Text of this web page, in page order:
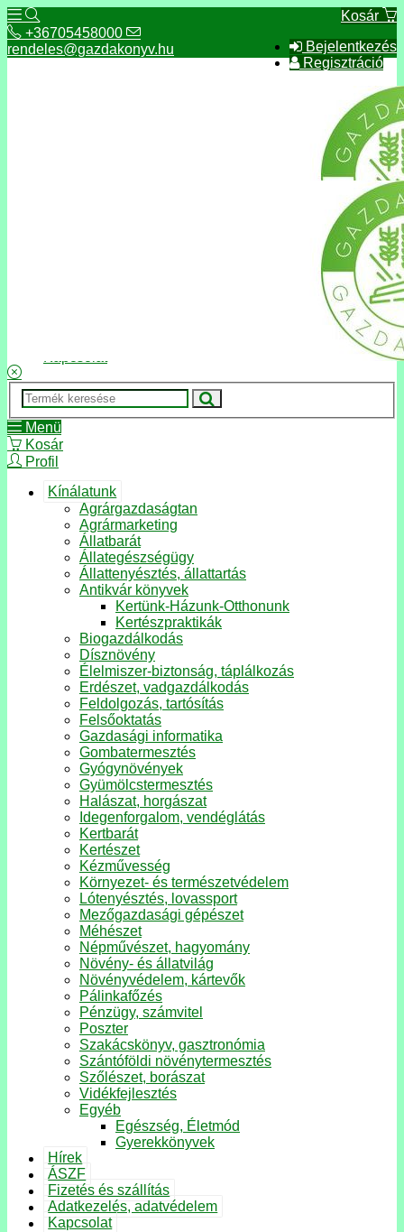
Kosár
Bejelentkezés
Regisztráció
+36705458000
rendeles@gazdakonyv.hu
Menü
Kosár
Profil
Kínálatunk
Agrárgazdaságtan
Agrármarketing
Állatbarát
Állategészségügy
Állattenyésztés, állattartás
Antikvár könyvek
Kertünk-Házunk-Otthonunk
Kertészpraktikák
Biogazdálkodás
Dísznövény
Élelmiszer-biztonság, táplálkozás
Erdészet, vadgazdálkodás
Feldolgozás, tartósítás
Felsőoktatás
Gazdasági informatika
Gombatermesztés
Gyógynövények
Gyümölcstermesztés
Halászat, horgászat
Idegenforgalom, vendéglátás
Kertbarát
Kertészet
Kézművesség
Környezet- és természetvédelem
Lótenyésztés, lovassport
Mezőgazdasági gépészet
Méhészet
Népművészet, hagyomány
Növény- és állatvilág
Növényvédelem, kártevők
Pálinkafőzés
Pénzügy, számvitel
Poszter
Szakácskönyv, gasztronómia
Szántóföldi növénytermesztés
Szőlészet, borászat
Vidékfejlesztés
Egyéb
Egészség, Életmód
Gyerekkönyvek
Hírek
ÁSZF
Fizetés és szállítás
Adatkezelés, adatvédelem
Kapcsolat